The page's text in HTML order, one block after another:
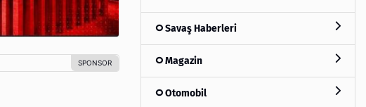
Savaş Haberleri
Magazin
Otomobil